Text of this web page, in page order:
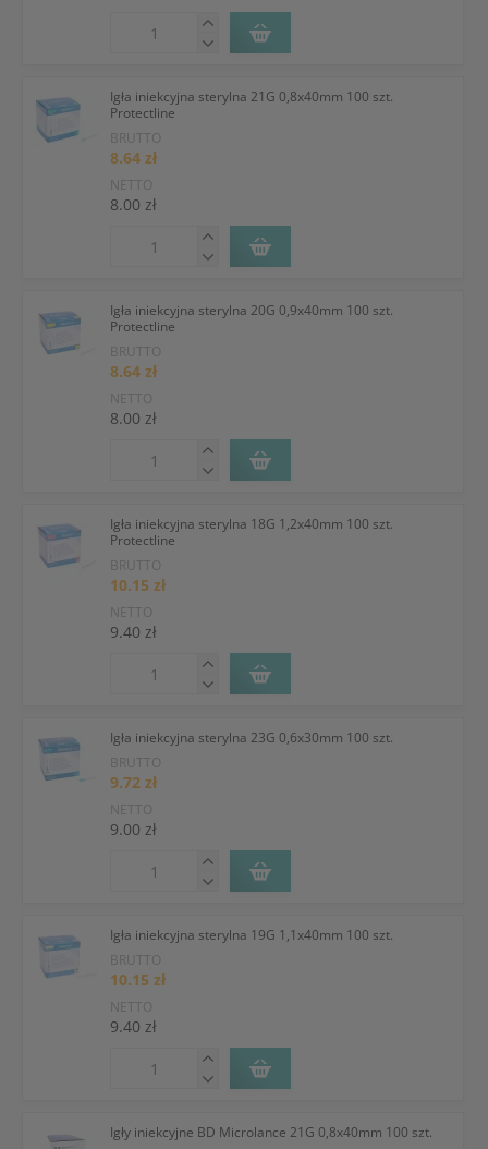
Igła iniekcyjna sterylna 21G 0,8x40mm 100 szt.
Protectline
BRUTTO
8.64 zł
NETTO
8.00 zł
Igła iniekcyjna sterylna 20G 0,9x40mm 100 szt.
Protectline
BRUTTO
8.64 zł
NETTO
8.00 zł
Igła iniekcyjna sterylna 18G 1,2x40mm 100 szt.
Protectline
BRUTTO
10.15 zł
NETTO
9.40 zł
Igła iniekcyjna sterylna 23G 0,6x30mm 100 szt.
BRUTTO
9.72 zł
NETTO
9.00 zł
Igła iniekcyjna sterylna 19G 1,1x40mm 100 szt.
BRUTTO
10.15 zł
NETTO
9.40 zł
Igły iniekcyjne BD Microlance 21G 0,8x40mm 100 szt.